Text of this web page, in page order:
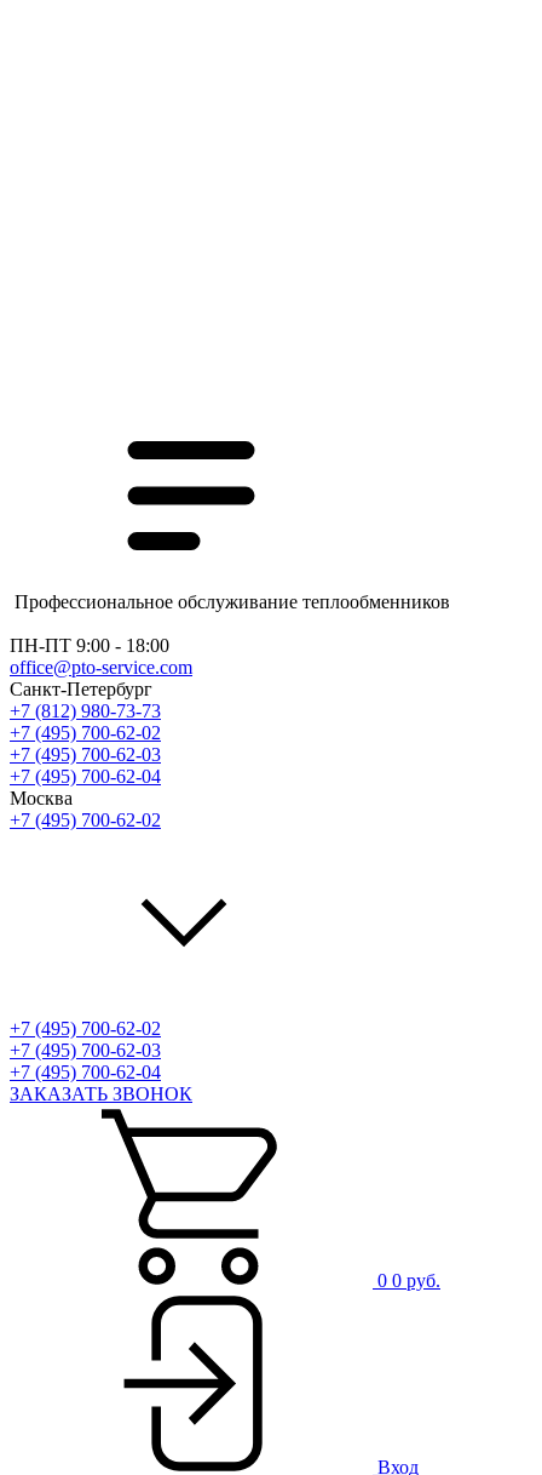
Профессиональное обслуживание теплообменников
ПН-ПТ 9:00 - 18:00
office@pto-service.com
Санкт-Петербург
+7 (812) 980-73-73
+7 (495) 700-62-02
+7 (495) 700-62-03
+7 (495) 700-62-04
Москва
+7 (495) 700-62-02
+7 (495) 700-62-02
+7 (495) 700-62-03
+7 (495) 700-62-04
ЗАКАЗАТЬ ЗВОНОК
0 0 руб.
Вход